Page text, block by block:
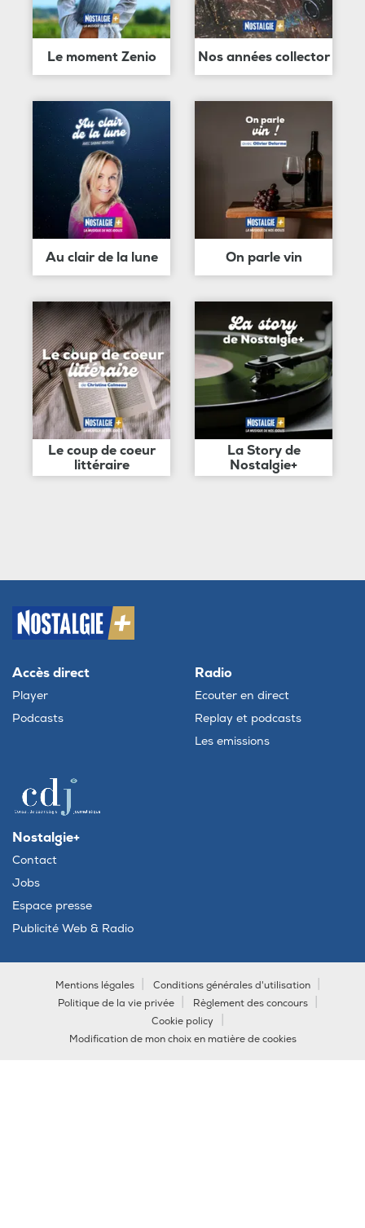
Le moment Zenio Nos années collector
Au clair de la lune On parle vin
Le coup de coeur
littéraire
La Story de
Nostalgie+
Accès direct
Player
Podcasts
Radio
Ecouter en direct
Replay et podcasts
Les emissions
Nostalgie+
Contact
Jobs
Espace presse
Publicité Web & Radio
Mentions légales
Conditions générales d'utilisation
Politique de la vie privée
Règlement des concours
Cookie policy
Modification de mon choix en matière de cookies